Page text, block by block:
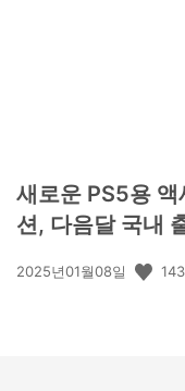
새로운 PS5용
션, 다음달 국내
공
2025년01월08일 143